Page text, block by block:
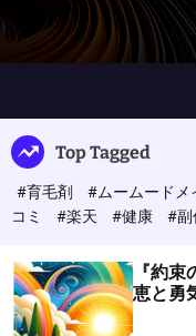
Top Tagged
#育毛剤 #ムームードメ
コミ
#楽天 #健康 #副
『約
恵と勇